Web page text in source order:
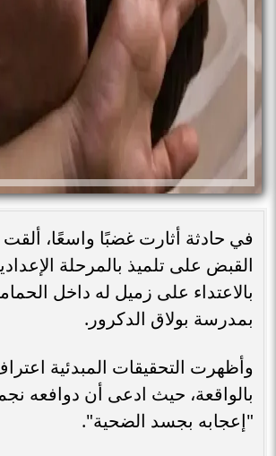
في حادثة أثارت غضبًا واسعًا،
القبض على تلميذ بالمرحلة
بالاعتداء على زميل له داخل
بمدرسة بولاق الدكرور.
وأظهرت التحقيقات المبدئية
بالواقعة، حيث ادعى أن دوافعه
"إعجابه بجسد الضحية".